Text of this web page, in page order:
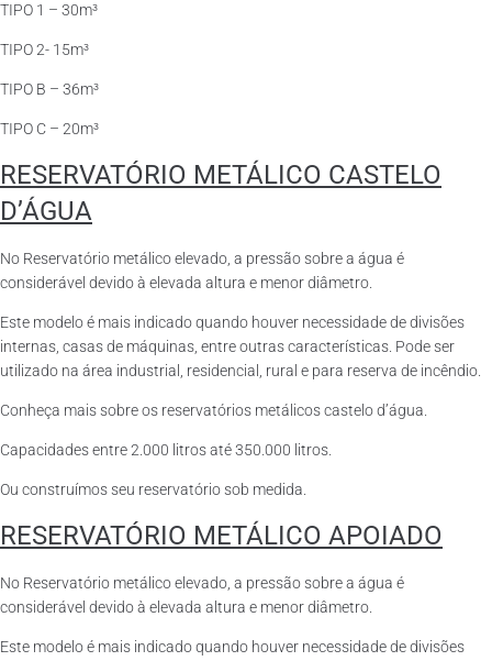
TIPO 1 – 30m³
TIPO 2- 15m³
TIPO B – 36m³
TIPO C – 20m³
RESERVATÓRIO METÁLICO CASTELO
D’ÁGUA
No Reservatório metálico elevado, a pressão sobre a água é
considerável devido à elevada altura e menor diâmetro.
Este modelo é mais indicado quando houver necessidade de divisões
internas, casas de máquinas, entre outras características. Pode ser
utilizado na área industrial, residencial, rural e para reserva de incêndio.
Conheça mais sobre os reservatórios metálicos castelo d’água.
Capacidades entre 2.000 litros até 350.000 litros.
Ou construímos seu reservatório sob medida.
RESERVATÓRIO METÁLICO APOIADO
No Reservatório metálico elevado, a pressão sobre a água é
considerável devido à elevada altura e menor diâmetro.
Este modelo é mais indicado quando houver necessidade de divisões